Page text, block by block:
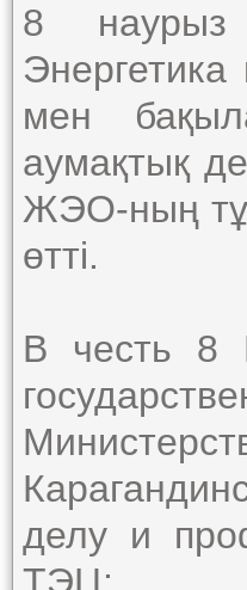
8 наурыз
Энергетика
мен
аумақтық
ЖЭО-ның
өтті.
В честь 8
делу и